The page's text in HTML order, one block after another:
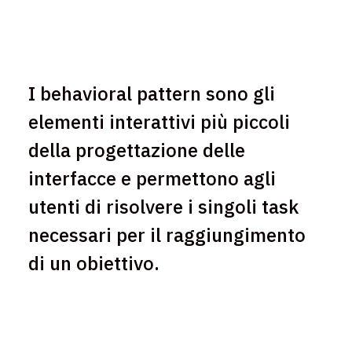
I behavioral pattern sono gli
elementi interattivi più piccoli
della progettazione delle
interfacce e permettono agli
utenti di risolvere i singoli task
necessari per il raggiungimento
di un obiettivo.